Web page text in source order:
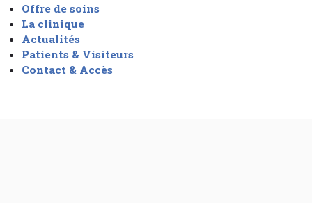
Offre de soins
La clinique
Actualités
Patients & Visiteurs
Contact & Accès